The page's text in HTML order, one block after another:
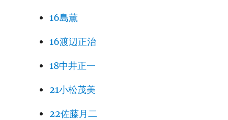
16島薫
16渡辺正治
18中井正一
21小松茂美
22佐藤月二